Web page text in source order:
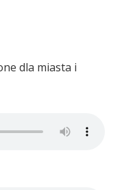
dla miasta i